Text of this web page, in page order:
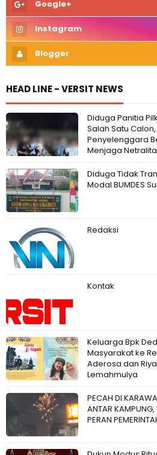
Google+
Instagram
Blogger
HEAD LINE - VERSIT NEWS
Diduga Panitia
Salah Satu Calon,
Penyelenggara
Menjaga
Diduga Tidak
Modal BUMDES
Redaksi
Kontak
Keluarga Bpk
Masyarakat ke
Aderosa dan
Lemahmulya
PECAH DI
ANTAR
PERAN